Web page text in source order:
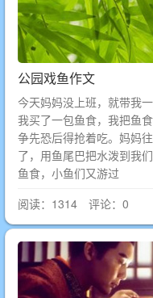
公园戏鱼作文
今天妈妈没上班，就带我
我买了一包鱼食，我把鱼
争先恐后得抢着吃。妈妈
了，用鱼尾巴把水泼到我
鱼食，小鱼们又游过
阅读：1314 评论：0